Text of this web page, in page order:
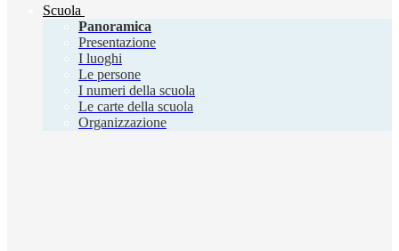
Scuola
Panoramica
Presentazione
I luoghi
Le persone
I numeri della scuola
Le carte della scuola
Organizzazione